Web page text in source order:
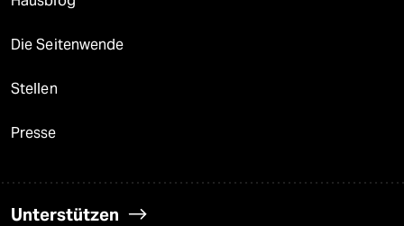
Die Seitenwende
Stellen
Presse
Unterstützen